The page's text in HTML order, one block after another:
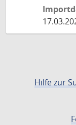
Hilfe zur